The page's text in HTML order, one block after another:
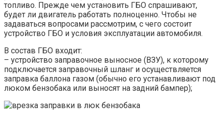
топливо. Прежде чем установить ГБО спрашивают,
будет ли двигатель работать полноценно. Чтобы не
задаваться вопросами рассмотрим, с чего состоит
устройство ГБО и условия эксплуатации автомобиля.
В состав ГБО входит:
– устройство заправочное выносное (ВЗУ), к которому
подключается заправочный шланг и осуществляется
заправка баллона газом (обычно его устанавливают под
люком бензобака или выносят на задний бампер);